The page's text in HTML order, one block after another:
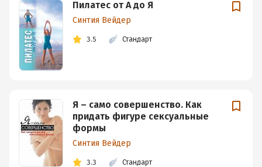
Пилатес от А до Я
Синтия Вейдер
3.5 Стандарт
Я – само совершенство. Как
придать фигуре сексуальные
формы
Синтия Вейдер
3.3 Стандарт